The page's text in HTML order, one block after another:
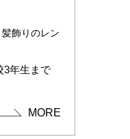
飾りのレン
3年生まで
MORE